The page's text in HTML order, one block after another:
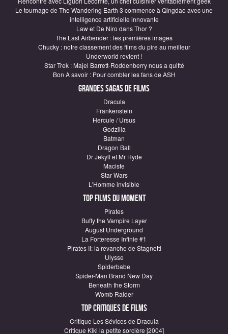
Le tournage de The Wandering Earth 3 commence à Qingdao avec une
intelligence artificielle innovante
Law et De Niro dans Thor ?
The Last Airbender : les premières images
Chucky : notre classement des films du pire au meilleur
Underworld revient !
Star Trek : Majel Barrett-Roddenberry nous a quitté
Bon A savoir : Pour combler les fans de ASH
Grandes sagas de Films
Dracula
Frankenstein
Hercule / Ursus
Godzilla
Batman
Dragon Ball
Dr Jekyll et Mr Hyde
Maciste
Star Wars
L'Homme invisible
Top Films du moment
Pirates
Buffy the Vampire Layer
August Underground
La Forteresse Infinie #1
Pirates II: la revanche de Stagnetti
Ulysse
Spiderbabe
Spider-Man Brand New Day
Beneath the Storm
Womb Raider
Top critiques de Films
Critique Les Sévices de Dracula
Critique Kiki la petite sorcière [2004]